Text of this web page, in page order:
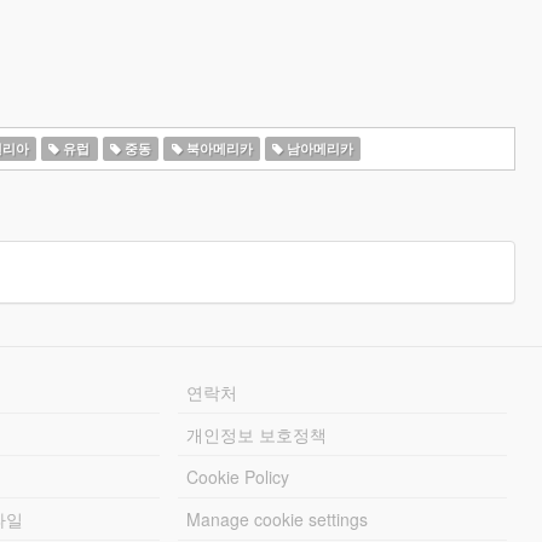
아 유럽 중동 북아메리카 남아메리카
연락처
개인정보 보호정책
Cookie Policy
Manage cookie settings